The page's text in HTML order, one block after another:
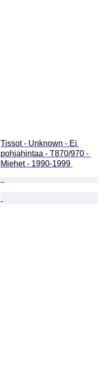
Tissot - Unknown - Ei
pohjahintaa - T870/970 -
Miehet - 1990-1999